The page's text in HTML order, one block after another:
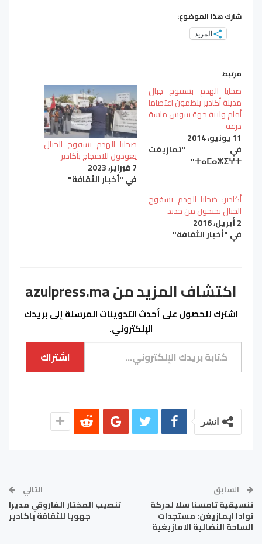
شارك هذا الموضوع:
المزيد
مرتبط
ضحايا الهدم بسفوح جبال
مدينة أكادير ينظمون اعتصاما
أمام ولاية جهة سوس ماسة
درعة
11 يونيو، 2014
في "تمازيغت
ⵜⴰⵎⴰⵣⵉⵖⵜ"
ضحايا الهدم بسفوح الجبال
يعودون للاحتجاج بأكادير
7 فبراير، 2023
في "أخبار الثقافة"
أكادير: ضحايا الهدم بسفوح
الجبال يحتجون من جديد
2 أبريل، 2016
في "أخبار الثقافة"
اكتشاف المزيد من azulpress.ma
اشترك للحصول على أحدث التدوينات المرسلة إلى بريدك
الإلكتروني.
كتابة بريدك الإلكتروني...
اشتراك
انشر
السابق
تنسيقية تامسنا سلا لحركة
توادا ايمازيغن: مستجدات
الساحة النضالية الامازيغية
التالي
تنصيب المختار الفاروقي مديرا
جهويا للثقافة باكادير